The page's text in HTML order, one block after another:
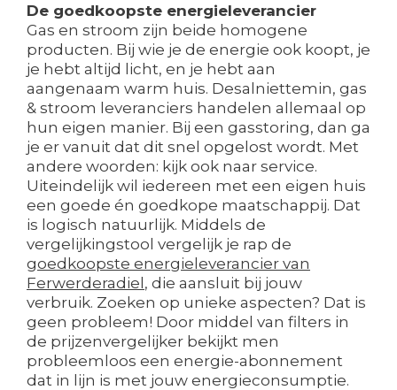
De goedkoopste energieleverancier
Gas en stroom zijn beide homogene
producten. Bij wie je de energie ook koopt, je
je hebt altijd licht, en je hebt aan
aangenaam warm huis. Desalniettemin, gas
& stroom leveranciers handelen allemaal op
hun eigen manier. Bij een gasstoring, dan ga
je er vanuit dat dit snel opgelost wordt. Met
andere woorden: kijk ook naar service.
Uiteindelijk wil iedereen met een eigen huis
een goede én goedkope maatschappij. Dat
is logisch natuurlijk. Middels de
vergelijkingstool vergelijk je rap de
goedkoopste energieleverancier van
Ferwerderadiel, die aansluit bij jouw
verbruik. Zoeken op unieke aspecten? Dat is
geen probleem! Door middel van filters in
de prijzenvergelijker bekijkt men
probleemloos een energie-abonnement
dat in lijn is met jouw energieconsumptie.